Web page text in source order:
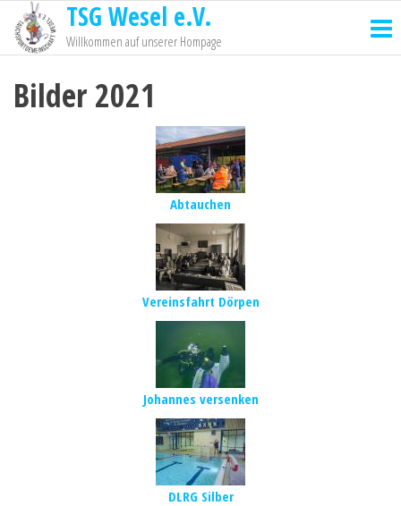
TSG Wesel e.V.
Willkommen auf unserer Hompage
Bilder 2021
Abtauchen
Vereinsfahrt Dörpen
Johannes versenken
DLRG Silber